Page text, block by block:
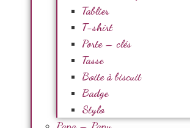
Tablier
T-shirt
Porte – clés
Tasse
Boite à biscuit
Badge
Stylo